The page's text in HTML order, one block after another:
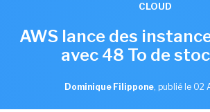
CLOUD
AWS lance des
avec 48 To de
Dominique Filippone, publié le 02